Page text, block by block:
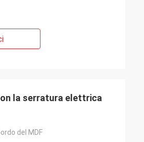
la serratura elettrica
del MDF